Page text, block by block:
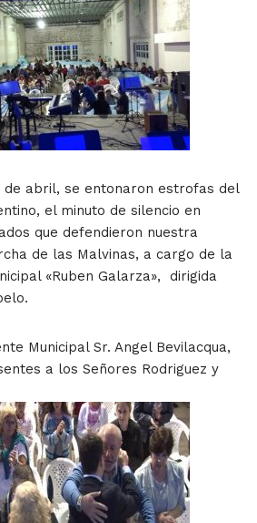
de abril, se entonaron estrofas del
el minuto de silencio en
que defendieron nuestra
de las Malvinas, a cargo de la
«Ruben Galarza», dirigida
Municipal Sr. Angel Bevilacqua,
a los Señores Rodriguez y